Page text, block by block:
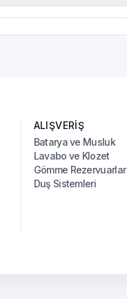
ALIŞVERİŞ
Batarya ve Musluk
Lavabo ve Klozet
Gömme Rezervuarlar
Duş Sistemleri